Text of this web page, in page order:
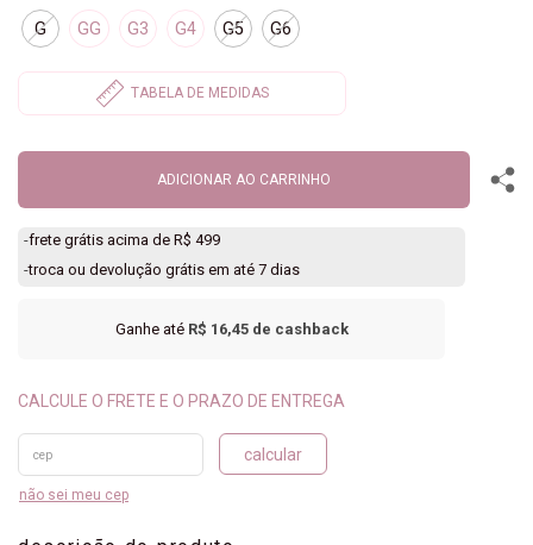
G GG G3 G4 G5 G6
ADICIONAR AO CARRINHO
-frete grátis acima de R$ 499
-troca ou devolução grátis em até 7 dias
Ganhe atéR$ 16,45de cashback
calcular
não sei meu cep